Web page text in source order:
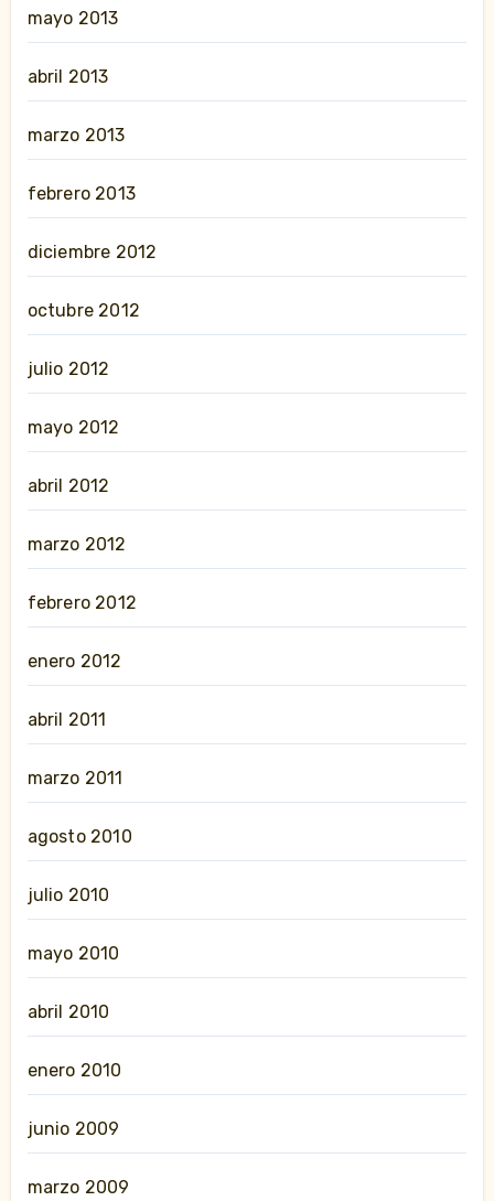
mayo 2013
abril 2013
marzo 2013
febrero 2013
diciembre 2012
octubre 2012
julio 2012
mayo 2012
abril 2012
marzo 2012
febrero 2012
enero 2012
abril 2011
marzo 2011
agosto 2010
julio 2010
mayo 2010
abril 2010
enero 2010
junio 2009
marzo 2009